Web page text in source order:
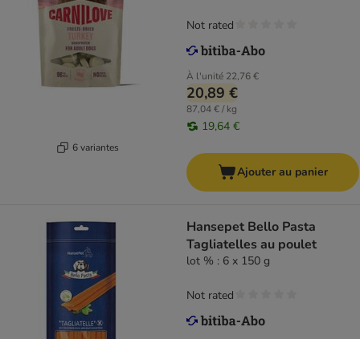
6 variantes
À l'unité 22,76 €
20,89 €
87,04 € / kg
19,64 €
Not rated
Ajouter au panier
Hansepet Bello Pasta
Tagliatelles au poulet
lot % : 6 x 150 g
Not rated